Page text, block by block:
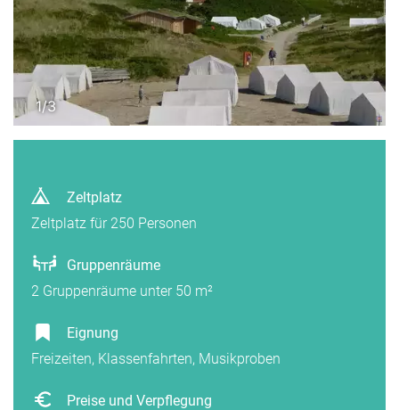
1/3
Zeltplatz
Zeltplatz für 250 Personen
Gruppenräume
2 Gruppenräume unter 50 m²
Eignung
Freizeiten, Klassenfahrten, Musikproben
Preise und Verpflegung